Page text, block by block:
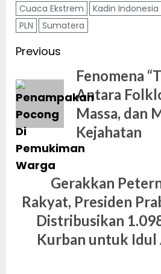
Cuaca Ekstrem Kadin Indonesia
PLN
Sumatera
Post
navigation
Previous
Fenomena
Antara
Massa, dan
Kejahatan
Next
post:
Gerakkan
Rakyat, Presiden
Distribusikan
Kurban untuk Idul